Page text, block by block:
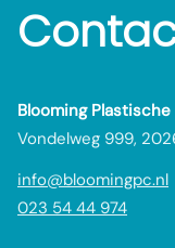
Blooming
Vondelweg 999,
info@bloomingpc.nl
023 54 44 974